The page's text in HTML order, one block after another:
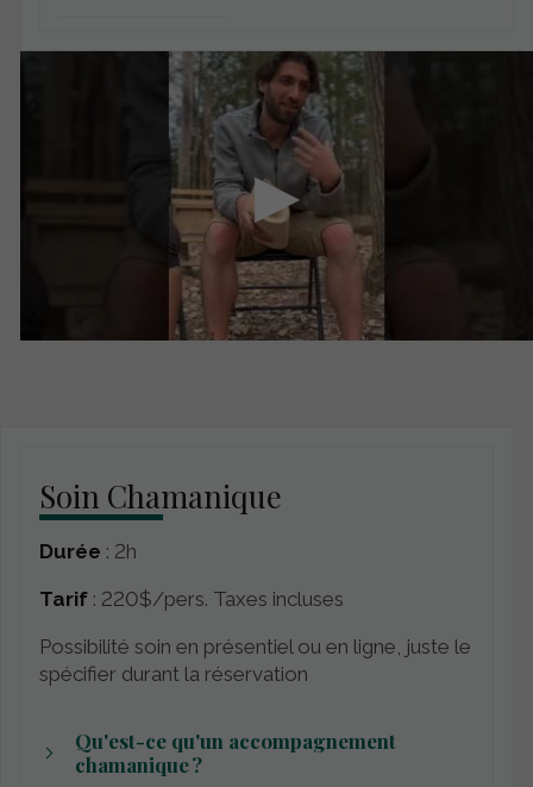
▶
Soin Chamanique
Durée : 2h
Tarif : 220$/pers. Taxes incluses
Possibilité soin en présentiel ou en ligne, juste le
spécifier durant la réservation
Qu'est-ce qu'un accompagnement
chamanique ?